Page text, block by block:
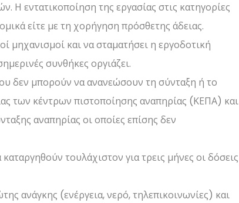
Η εντατικοποίηση της εργασίας στις κατηγορίες
είτε με τη χορήγηση πρόσθετης άδειας.
μηχανισμοί και να σταματήσει η εργοδοτική
συνθήκες οργιάζει.
δεν μπορούν να ανανεώσουν τη σύνταξη ή το
των κέντρων πιστοποίησης αναπηρίας (ΚΕΠΑ) και
αναπηρίας οι οποίες επίσης δεν
τουλάχιστον για τρεις μήνες οι δόσεις
ανάγκης (ενέργεια, νερό, τηλεπικοινωνίες) και